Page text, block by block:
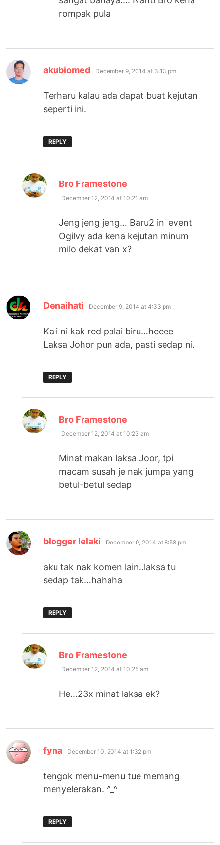
rompak pula
akubiomed says:
December 9, 2014 at 3:13 pm
Terharu kalau ada dapat buat kejutan
seperti ini.
REPLY
Bro Framestone
December 12, 2014 at 10:21 am
Jeng jeng jeng… Baru2 ini event
Ogilvy ada kena kejutan minum
milo dekat van x?
Denaihati says:
December 9, 2014 at 4:33 pm
Kali ni kak red palai biru…heeee
Laksa Johor pun ada, pasti sedap ni.
REPLY
Bro Framestone
December 12, 2014 at 10:23 am
Minat makan laksa Joor, tpi
macam susah je nak jumpa yang
betul-betul sedap
blogger lelaki says:
December 9, 2014 at 8:58 pm
aku tak nak komen lain..laksa tu
sedap tak…hahaha
REPLY
Bro Framestone
December 12, 2014 at 10:25 am
He…23x minat laksa ek?
fyna says:
December 10, 2014 at 1:32 pm
tengok menu-menu tue memang
menyelerakan. ^_^
REPLY